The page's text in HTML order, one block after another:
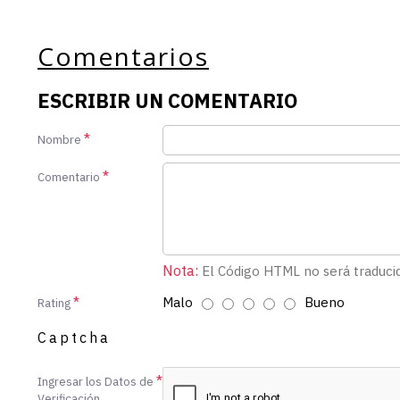
Comentarios
ESCRIBIR UN COMENTARIO
Nombre
Comentario
Nota: El Código HTML no será
Rating Malo Bueno
Captcha
Ingresar los Datos de